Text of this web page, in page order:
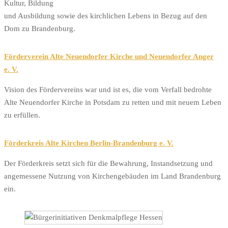
Kultur, Bildung
und Ausbildung sowie des kirchlichen Lebens in Bezug auf den
Dom zu Brandenburg.
Förderverein Alte Neuendorfer Kirche und Neuendorfer Anger
e. V.
Vision des Fördervereins war und ist es, die vom Verfall bedrohte
Alte Neuendorfer Kirche in Potsdam zu retten und mit neuem Leben
zu erfüllen.
Förderkreis Alte Kirchen Berlin-Brandenburg e. V.
Der Förderkreis setzt sich für die Bewahrung, Instandsetzung und
angemessene Nutzung von Kirchengebäuden im Land Brandenburg
ein.